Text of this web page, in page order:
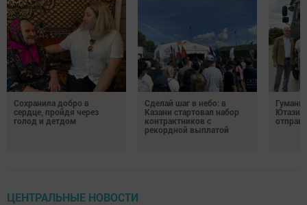
Сохранила добро в
сердце, пройдя через
голод и детдом
Сделай шаг в небо: в
Казани стартовал набор
контрактников с
рекордной выплатой
ЦЕНТРАЛЬНЫЕ НОВОСТИ